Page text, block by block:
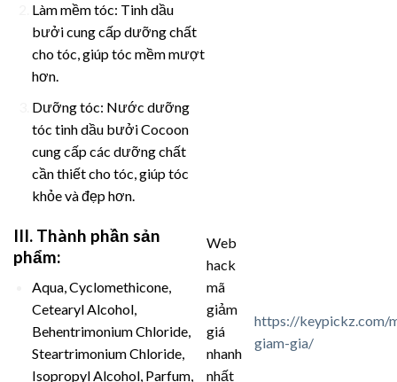
Làm mềm tóc: Tinh dầu
bưởi cung cấp dưỡng chất
cho tóc, giúp tóc mềm mượt
hơn.
Dưỡng tóc: Nước dưỡng
tóc tinh dầu bưởi Cocoon
cung cấp các dưỡng chất
cần thiết cho tóc, giúp tóc
khỏe và đẹp hơn.
III. Thành phần sản
phẩm:
Aqua, Cyclomethicone,
Cetearyl Alcohol,
Behentrimonium Chloride,
Steartrimonium Chloride,
Isopropyl Alcohol, Parfum,
Web
hack
mã
giảm
giá
nhanh
nhất
https://keypickz.com/
giam-gia/